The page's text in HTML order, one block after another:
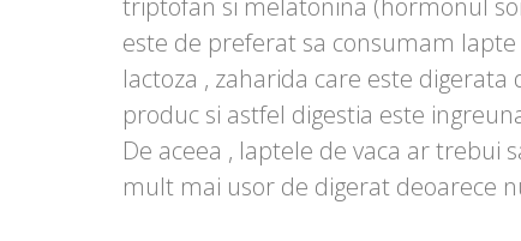
triptofan si melatonina (hormonul
este de preferat sa consumam
lactoza , zaharida care este
produc si astfel digestia este
De aceea , laptele de vaca ar trebui
mult mai usor de digerat deoarece